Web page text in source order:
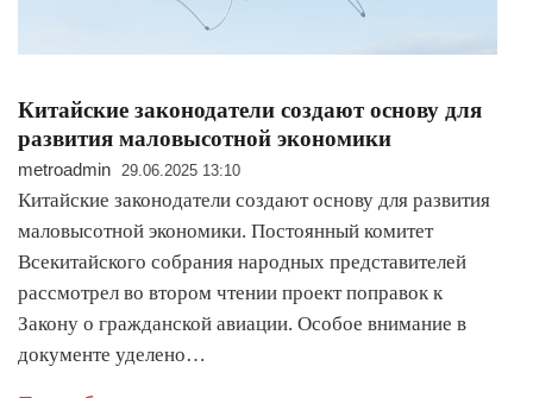
Китайские законодатели создают основу для
развития маловысотной экономики
metroadmin 29.06.2025 13:10
Китайские законодатели создают основу для развития
маловысотной экономики. Постоянный комитет
Всекитайского собрания народных представителей
рассмотрел во втором чтении проект поправок к
Закону о гражданской авиации. Особое внимание в
документе уделено…